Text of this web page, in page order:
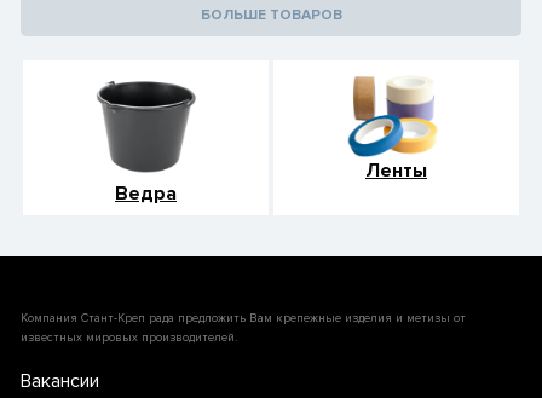
БОЛЬШЕ ТОВАРОВ
Ведра
Ленты
Компания Стант-Креп рада предложить Вам крепежные изделия и метизы от
известных мировых производителей.
Вакансии